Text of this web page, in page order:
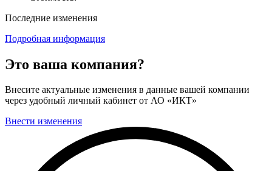
Последние изменения
Подробная информация
Это ваша компания?
Внесите актуальные изменения в данные вашей компании
через удобный личный кабинет от АО «ИКТ»
Внести изменения